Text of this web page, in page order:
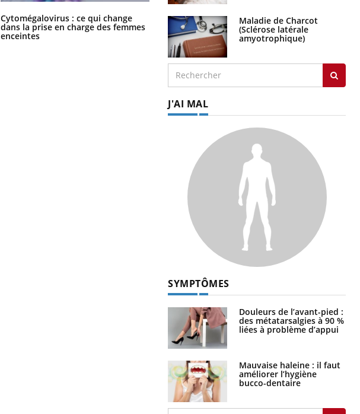
Cytomégalovirus : ce qui change
dans la prise en charge des femmes
enceintes
La sieste empêche-t-elle de dormir
la nuit ? Maladie de Charcot
(Sclérose latérale
amyotrophique)
J'AI MAL
SYMPTÔMES
Douleurs de l’avant-pied :
des métatarsalgies à 90 %
liées à problème d’appui
Mauvaise haleine : il faut
améliorer l’hygiène
bucco-dentaire